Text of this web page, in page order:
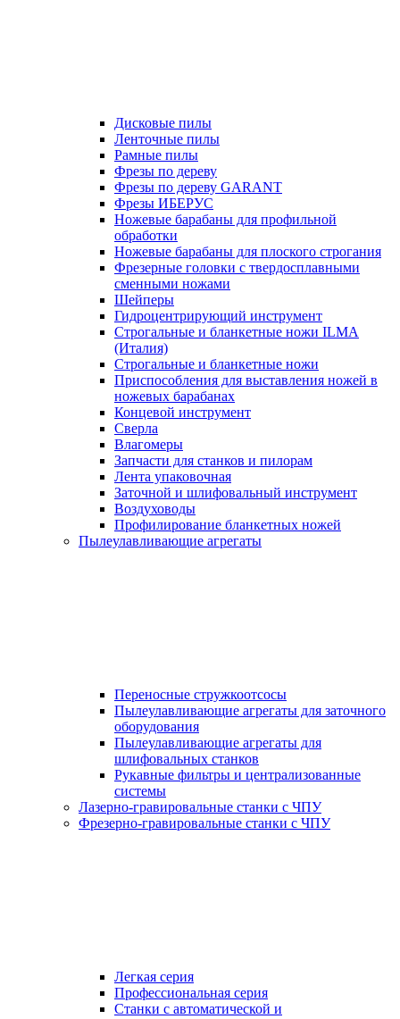
Дисковые пилы
Ленточные пилы
Рамные пилы
Фрезы по дереву
Фрезы по дереву GARANT
Фрезы ИБЕРУС
Ножевые барабаны для профильной
обработки
Ножевые барабаны для плоского строгания
Фрезерные головки с твердосплавными
сменными ножами
Шейперы
Гидроцентрирующий инструмент
Строгальные и бланкетные ножи ILMA
(Италия)
Cтрогальные и бланкетные ножи
Приспособления для выставления ножей в
ножевых барабанах
Концевой инструмент
Сверла
Влагомеры
Запчасти для станков и пилорам
Лента упаковочная
Заточной и шлифовальный инструмент
Воздуховоды
Профилирование бланкетных ножей
Пылеулавливающие агрегаты
Переносные стружкоотсосы
Пылеулавливающие агрегаты для заточного
оборудования
Пылеулавливающие агрегаты для
шлифовальных станков
Рукавные фильтры и централизованные
системы
Лазерно-гравировальные станки с ЧПУ
Фрезерно-гравировальные станки с ЧПУ
Легкая серия
Профессиональная серия
Станки с автоматической и